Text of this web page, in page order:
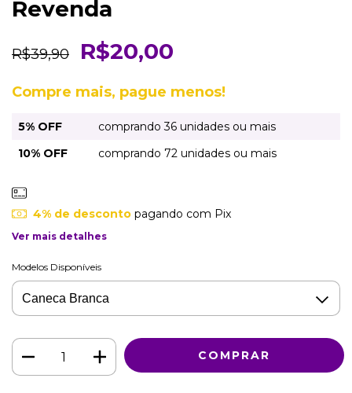
Revenda
R$39,90 R$20,00
Compre mais, pague menos!
5% OFF
comprando 36 unidades ou mais
10% OFF
comprando 72 unidades ou mais
4% de descontopagando com Pix
Ver mais detalhes
Modelos Disponíveis